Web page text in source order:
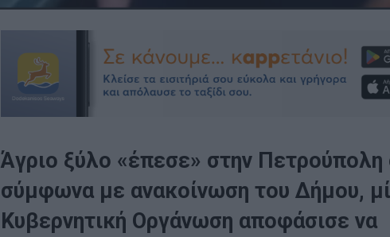
Άγριο ξύλο «έπεσε» στην Πετρούπολη
σύμφωνα με ανακοίνωση του Δήμου,
Κυβερνητική Οργάνωση αποφάσισε να